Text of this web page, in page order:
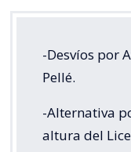
-Desvíos por
Pellé.
-Alternativa
altura del